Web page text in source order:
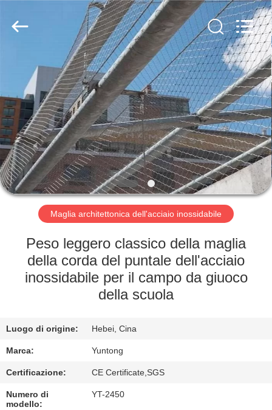
CASA
PRODOTTI
CIRCA
NOI
GIRO
DELLA
FABBRICA
CONTROLLO
CONTATTICI
NOTIZIE
Metal
Mesh
Maglia architettonica dell'acciaio inossidabile
Peso leggero classico della maglia
della corda del puntale dell'acciaio
inossidabile per il campo da giuoco
della scuola
Luogo di origine: Hebei, Cina
Marca: Yuntong
Certificazione: CE Certificate,SGS
Numero di
modello:
YT-2450